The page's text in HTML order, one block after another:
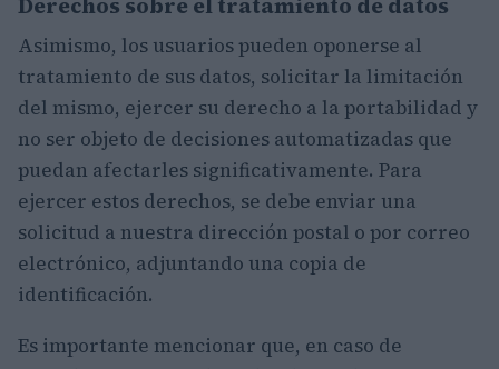
Asimismo, los usuarios pueden oponerse al
tratamiento de sus datos, solicitar la limitación
del mismo, ejercer su derecho a la portabilidad y
no ser objeto de decisiones automatizadas que
puedan afectarles significativamente. Para
ejercer estos derechos, se debe enviar una
solicitud a nuestra dirección postal o por correo
electrónico, adjuntando una copia de
identificación.
Es importante mencionar que, en caso de